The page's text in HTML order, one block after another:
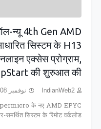
न्यू 4th Gen AMD
सिस्टम के H13
एक्सेस प्रोग्राम,
की शुरुआत की
IndianWeb2 نوفمبر 08, 2022
के नए AMD EPYC
समर्थित सिस्टम के रिमोट वर्कलोड…